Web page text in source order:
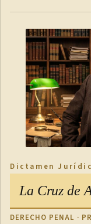
Dictamen
La Cruz de
DERECHO PENAL ·